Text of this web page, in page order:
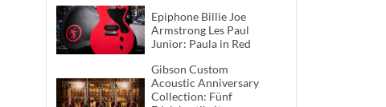
Epiphone Billie Joe
Armstrong Les Paul
Junior: Paula in Red
Gibson Custom
Acoustic Anniversary
Collection: Fünf